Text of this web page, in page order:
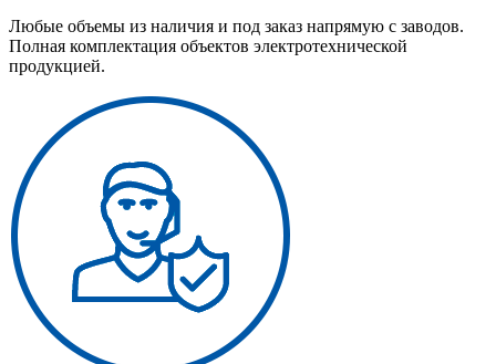
Любые объемы из наличия и под заказ напрямую с заводов.
Полная комплектация объектов электротехнической
продукцией.